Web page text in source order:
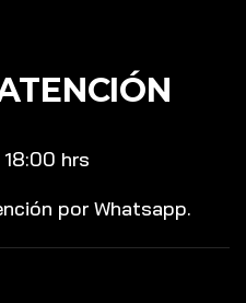
hrs
por Whatsapp.